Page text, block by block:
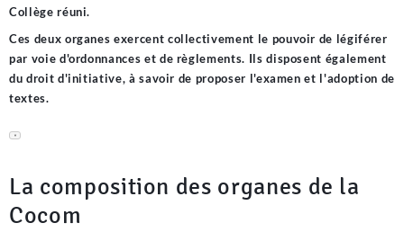
Collège réuni.
Ces deux organes exercent collectivement le pouvoir de légiférer
par voie d'ordonnances et de règlements. Ils disposent également
du droit d'initiative, à savoir de proposer l'examen et l'adoption de
textes.
électronique et à la transparence des offres promotionnelles
transfrontalières. Ces travaux incluent l'évaluation des
mécanismes d'attraction commerciale numérique, incluant des
▼
La composition des organes de la
Cocom